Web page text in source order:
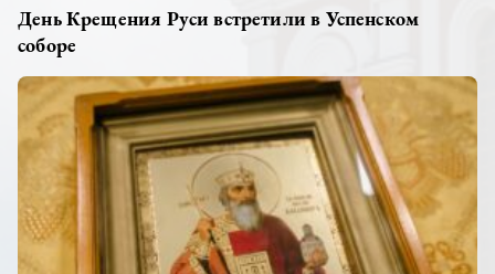
сослужении клириков прихода. После службы возле храма
прошла миссионерская акция, приуроченная ко Дню Крещения
заинтересованным прохожим о духовных поисках...
День Крещения Руси встретили в Успенском
соборе